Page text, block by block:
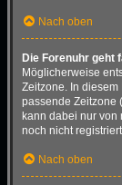
Nach oben
Die Forenuhr geht
Möglicherweise
Zeitzone. In diesem
passende Zeitzone
kann dabei nur von
noch nicht
Nach oben